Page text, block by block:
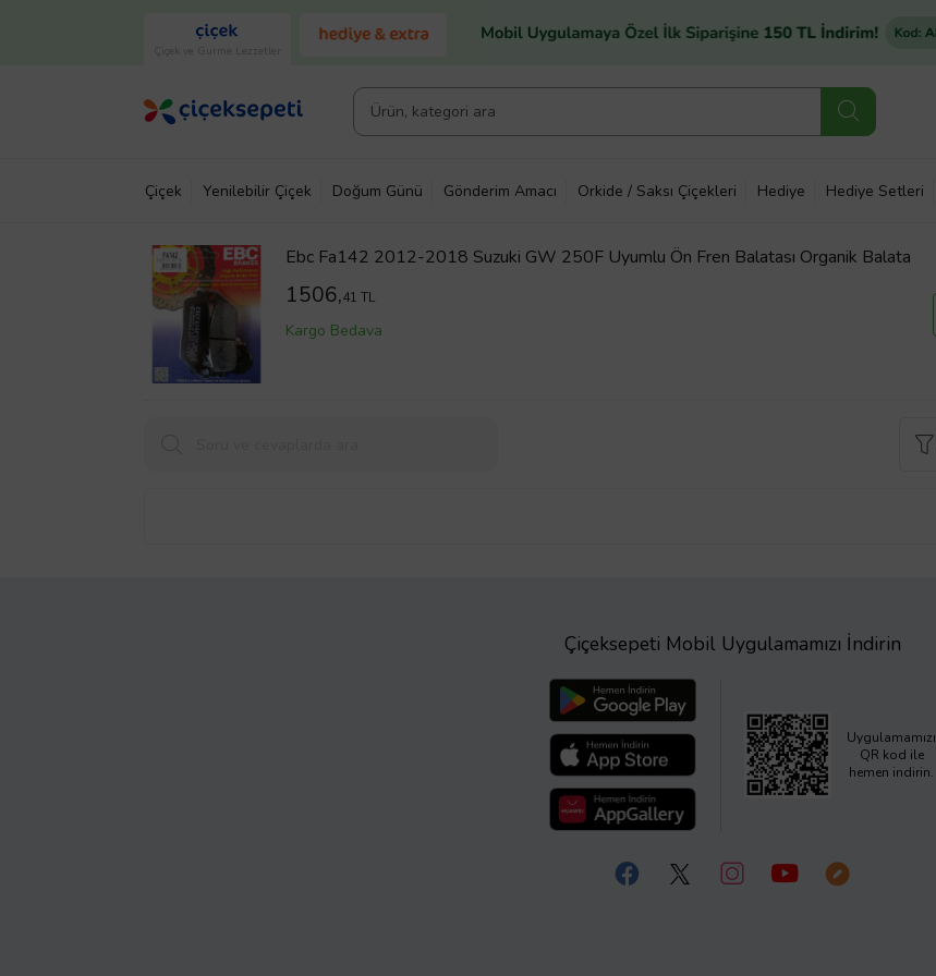
Çiçek ve Gurme Lezzetler
Çiçek Yenilebilir Çiçek Doğum Günü Gönderim Amacı Orkide / Saksı Çiçekleri Hediye Hediye Setleri
Ebc Fa142 2012-2018 Suzuki GW 250F Uyumlu Ön Fren Balatası Organik Balata
1506,41 TL
Kargo Bedava
Çiçeksepeti Mobil Uygulamamızı İndirin
Uygulamamızı
QR kod ile
hemen indirin.